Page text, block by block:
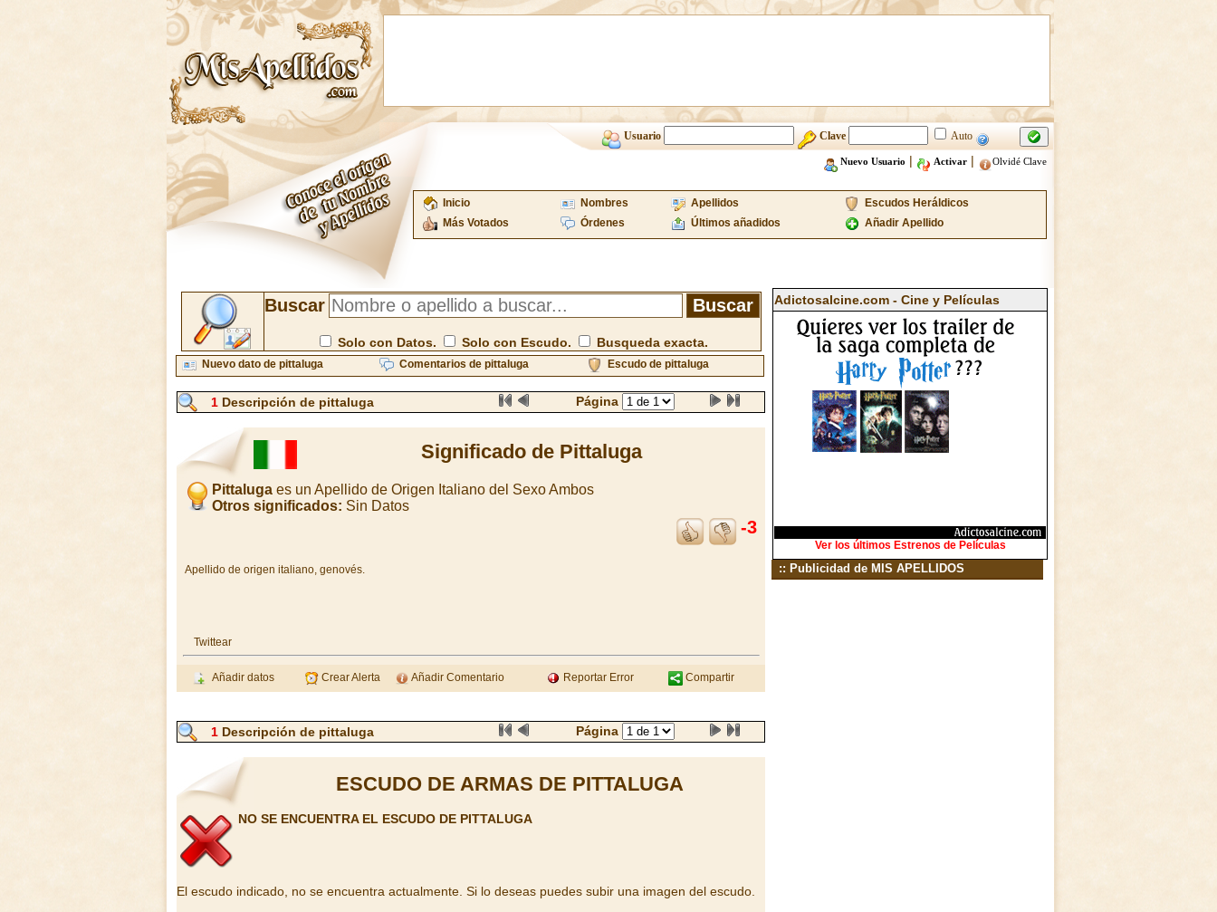
Usuario Clave Auto
Nuevo Usuario | Activar| Olvidé Clave
Inicio Nombres Apellidos
Escudos Heráldicos
Más Votados
Órdenes Últimos añadidos Añadir Apellido
Buscar
Solo con Datos. Solo con Escudo. Busqueda exacta.
Nuevo dato de pittaluga Comentarios de pittaluga Escudo de pittaluga
1 Descripción de pittaluga Página
Significado de Pittaluga
Pittalugaes un Apellido de Origen Italiano del Sexo Ambos
Otros significados: Sin Datos
-3
Apellido de origen italiano, genovés.
Twittear
Añadir datos Crear Alerta Añadir Comentario Reportar Error Compartir
1 Descripción de pittaluga Página
ESCUDO DE ARMAS DE PITTALUGA
NO SE ENCUENTRA EL ESCUDO DE PITTALUGA
El escudo indicado, no se encuentra actualmente. Si lo deseas puedes subir una imagen del escudo.
Adictosalcine.com - Cine y Películas
Ver los últimos Estrenos de Películas
:: Publicidad de MIS APELLIDOS